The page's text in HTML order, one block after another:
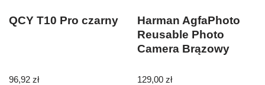
QCY T10 Pro czarny
96,92 zł
Harman AgfaPhoto
Reusable Photo
Camera Brązowy
129,00zł